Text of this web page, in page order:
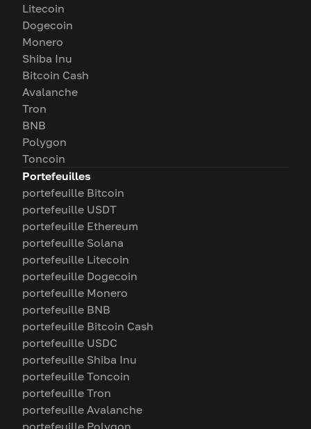
Litecoin
Dogecoin
Monero
Shiba Inu
Bitcoin Cash
Avalanche
Tron
BNB
Polygon
Toncoin
Portefeuilles
portefeuille Bitcoin
portefeuille USDT
portefeuille Ethereum
portefeuille Solana
portefeuille Litecoin
portefeuille Dogecoin
portefeuille Monero
portefeuille BNB
portefeuille Bitcoin Cash
portefeuille USDC
portefeuille Shiba Inu
portefeuille Toncoin
portefeuille Tron
portefeuille Avalanche